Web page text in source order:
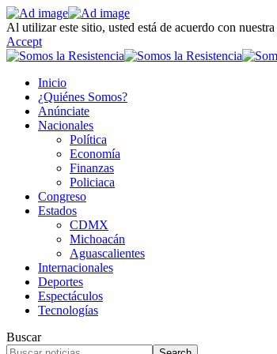
Al utilizar este sitio, usted está de acuerdo con nuestra
Accept
Inicio
¿Quiénes Somos?
Anúnciate
Nacionales
Política
Economía
Finanzas
Policiaca
Congreso
Estados
CDMX
Michoacán
Aguascalientes
Internacionales
Deportes
Espectáculos
Tecnologías
Buscar